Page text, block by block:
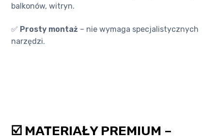
balkonów, witryn.
✅ Prosty montaż – nie wymaga specjalistycznych
narzędzi.
☑️ MATERIAŁY PREMIUM –